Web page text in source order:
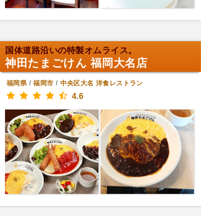
国体道路沿いの特製オムライス。
神田たまごけん 福岡大名店
福岡県/福岡市 / 中央区大名 洋食レストラン
4.6